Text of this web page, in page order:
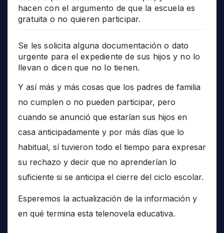
hacen con el argumento de que la escuela es
gratuita o no quieren participar.
Se les solicita alguna documentación o dato
urgente para el expediente de sus hijos y no lo
llevan o dicen que no lo tienen.
Y así más y más cosas que los padres de familia
no cumplen o no pueden participar, pero
cuando se anunció que estarían sus hijos en
casa anticipadamente y por más días que lo
habitual, sí tuvieron todo el tiempo para expresar
su rechazo y decir que no aprenderían lo
suficiente si se anticipa el cierre del ciclo escolar.
Esperemos la actualización de la información y
en qué termina esta telenovela educativa.